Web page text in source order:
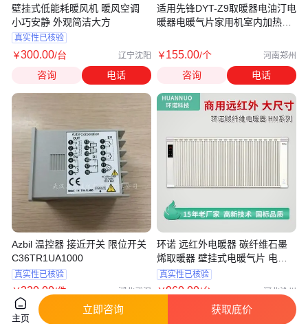
壁挂式低能耗暖风机 暖风空调
小巧安静 外观简洁大方
真实性已核验
￥300.00/台 辽宁沈阳
咨询 电话
Azbil 温控器 接近开关 限位开关
C36TR1UA1000
真实性已核验
￥320 .00/件 湖北武汉
咨询 电话
适用先锋DYT-Z9取暖器电油汀电
暖器电暖气片家用机室内加热器
￥155.00/个 河南郑州
咨询 电话
环诺 远红外电暖器 碳纤维石墨
烯取暖器 壁挂式电暖气片 电散
热器
真实性已核验
￥960 .00/台 河北沧州
电话
主页
立即咨询 获取底价